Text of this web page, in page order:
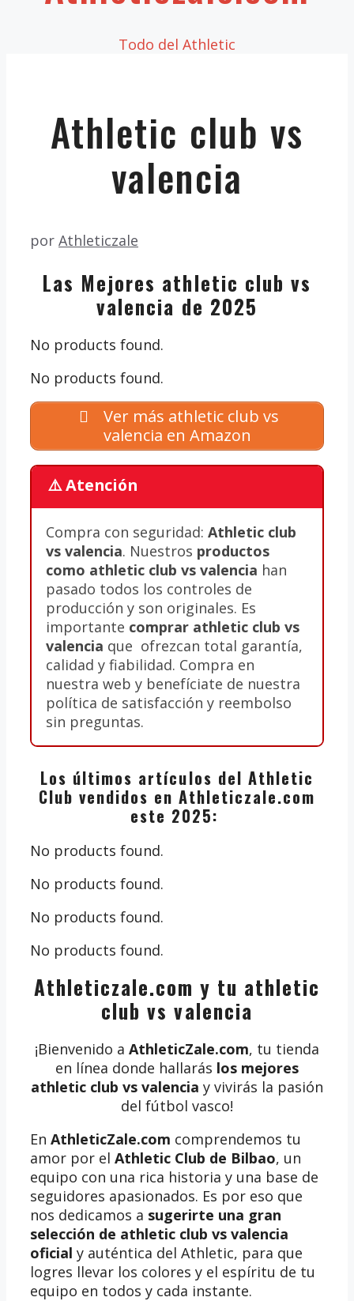
Todo del Athletic
Athletic club vs
valencia
por Athleticzale
Las Mejores athletic club vs
valencia de 2025
No products found.
No products found.
Ver más athletic club vs
valencia en Amazon
⚠️ Atención
Compra con seguridad: Athletic club
vs valencia. Nuestros productos
como athletic club vs valencia han
pasado todos los controles de
producción y son originales. Es
importante comprar athletic club vs
valencia que ofrezcan total garantía,
calidad y fiabilidad. Compra en
nuestra web y benefíciate de nuestra
política de satisfacción y reembolso
sin preguntas.
Los últimos artículos del Athletic
Club vendidos en Athleticzale.com
este 2025:
No products found.
No products found.
No products found.
No products found.
Athleticzale.com y tu athletic
club vs valencia
¡Bienvenido a AthleticZale.com, tu tienda
en línea donde hallarás los mejores
athletic club vs valencia y vivirás la pasión
del fútbol vasco!
En AthleticZale.com comprendemos tu
amor por el Athletic Club de Bilbao, un
equipo con una rica historia y una base de
seguidores apasionados. Es por eso que
nos dedicamos a sugerirte una gran
selección de athletic club vs valencia
oficial y auténtica del Athletic, para que
logres llevar los colores y el espíritu de tu
equipo en todos y cada instante.